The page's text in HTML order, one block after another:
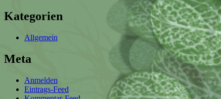
Kategorien
Allgemein
Meta
Anmelden
Eintrags-Feed